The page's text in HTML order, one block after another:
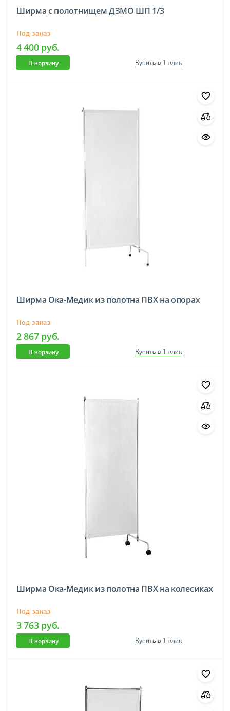
Ширма с полотнищем ДЗМО ШП 1/3
Под заказ
4 400 руб.
В корзину Купить в 1 клик
Ширма Ока-Медик из полотна ПВХ на опорах
Под заказ
2 867 руб.
В корзину Купить в 1 клик
Ширма Ока-Медик из полотна ПВХ на колесиках
Под заказ
3 763 руб.
В корзину Купить в 1 клик